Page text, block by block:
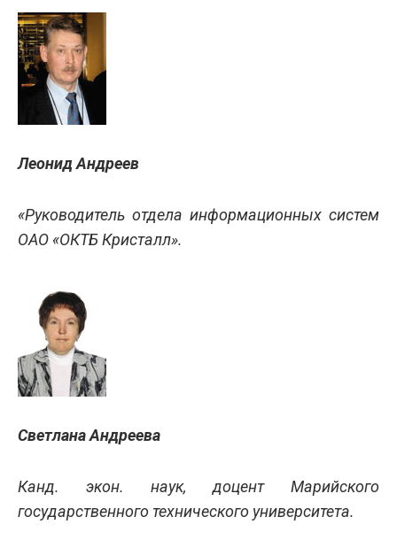
Леонид Андреев
«Руководитель отдела информационных систем
ОАО «ОКТБ Кристалл».
Светлана Андреева
Канд. экон. наук, доцент Марийского
государственного технического университета.